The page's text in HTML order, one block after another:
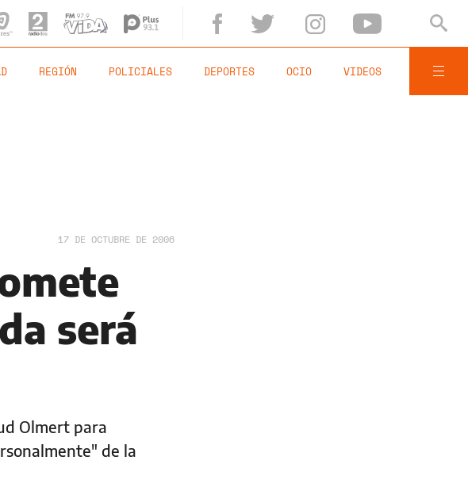
REGIÓN POLICIALES DEPORTES OCIO VIDEOS
17 DE OCTUBRE DE 2006
será
Olmert para
de la